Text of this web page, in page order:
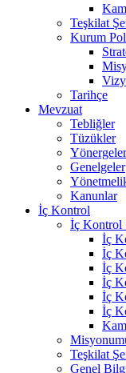
Teşkilat
Kurum
Tarihçe
Mevzuat
Tebliğler
Tüzükler
Yönergeler
Genelgeler
Kanunlar
İç Kontrol
İç Kontrol
İç
İç
İç
İç
İç
İç
Teşkilat
Genel